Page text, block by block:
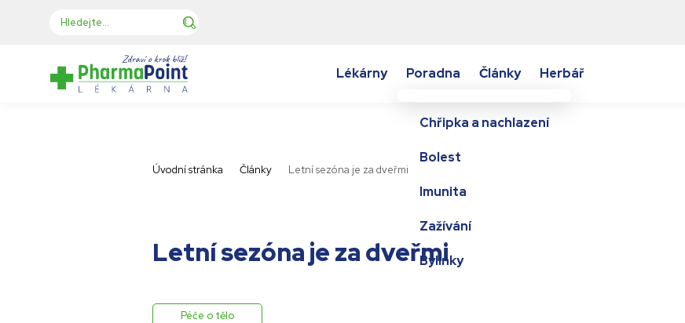
Lékárny Poradna
Chřipka a nachlazení
Bolest
Imunita
Zažívání
Bylinky
Články Herbář
Úvodní stránka Články Letní sezóna je za dveřmi
Letní sezóna je za dveřmi
Péče o tělo